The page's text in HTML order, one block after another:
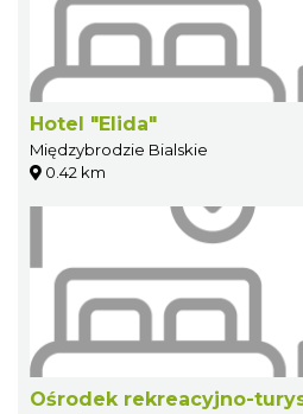
Hotel "Elida"
Międzybrodzie Bialskie
0.42 km
Ośrodek rekreacyjno-